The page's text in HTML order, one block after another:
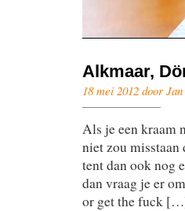
Alkmaar,
18 mei 2012 door Jan
Als je een kraam
niet zou
tent dan ook nog
dan vraag je er
or get the fuck